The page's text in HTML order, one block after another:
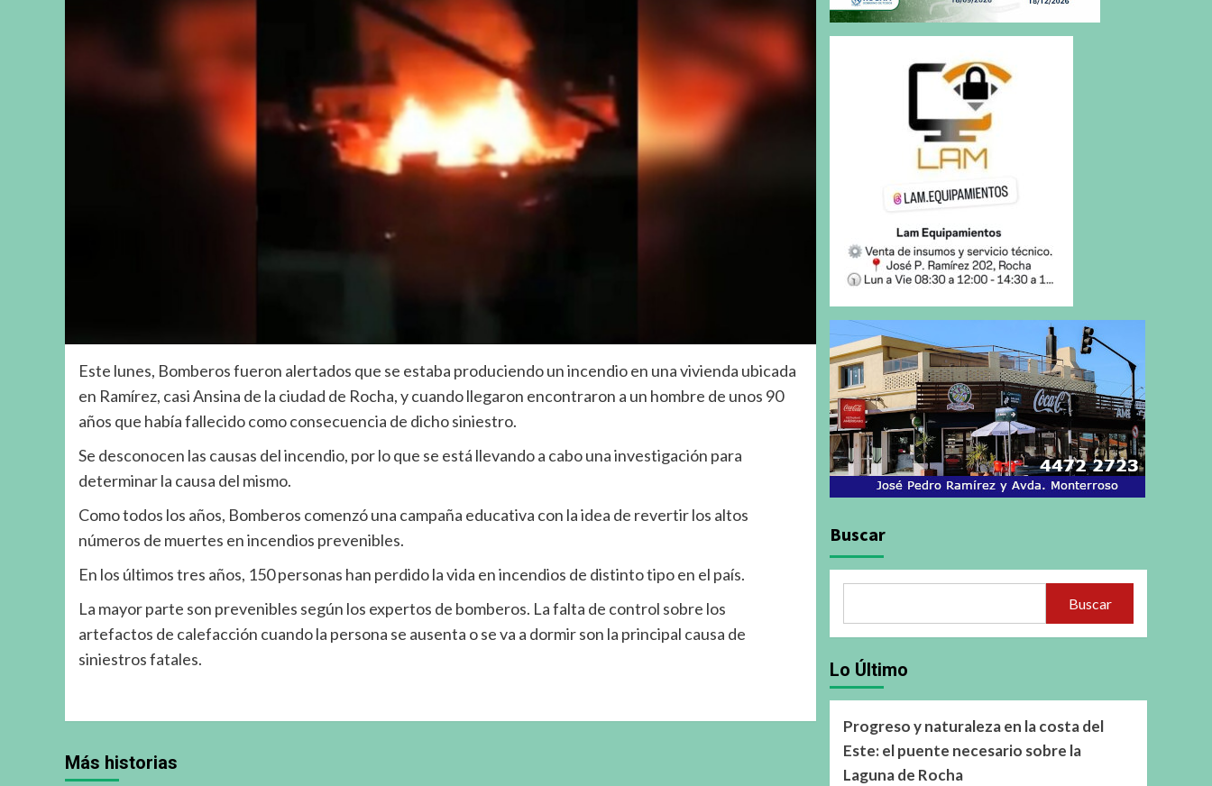
Este lunes, Bomberos fueron alertados que se estaba produciendo un incendio en una vivienda ubicada
en Ramírez, casi Ansina de la ciudad de Rocha, y cuando llegaron encontraron a un hombre de unos 90
años que había fallecido como consecuencia de dicho siniestro.
Se desconocen las causas del incendio, por lo que se está llevando a cabo una investigación para
determinar la causa del mismo.
Como todos los años, Bomberos comenzó una campaña educativa con la idea de revertir los altos
números de muertes en incendios prevenibles.
En los últimos tres años, 150 personas han perdido la vida en incendios de distinto tipo en el país.
La mayor parte son prevenibles según los expertos de bomberos. La falta de control sobre los
artefactos de calefacción cuando la persona se ausenta o se va a dormir son la principal causa de
siniestros fatales.
Más historias
Buscar
Buscar
Lo Último
Progreso y naturaleza en la costa del
Este: el puente necesario sobre la
Laguna de Rocha